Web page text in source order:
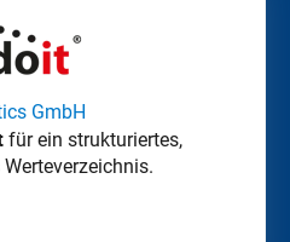
GmbH
für ein strukturiertes,